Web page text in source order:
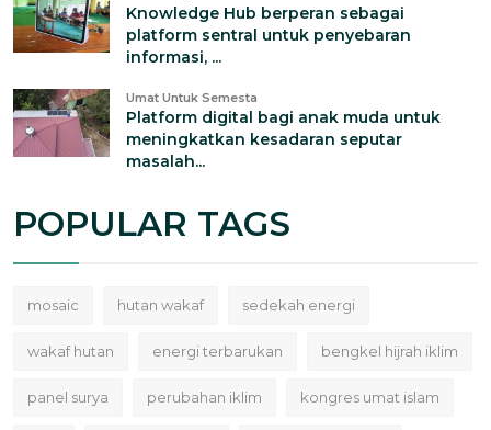
Knowledge Hub berperan sebagai
platform sentral untuk penyebaran
informasi, ...
Umat Untuk Semesta
Platform digital bagi anak muda untuk
meningkatkan kesadaran seputar
masalah...
POPULAR TAGS
mosaic hutan wakaf sedekah energi
wakaf hutan energi terbarukan bengkel hijrah iklim
panel surya perubahan iklim kongres umat islam